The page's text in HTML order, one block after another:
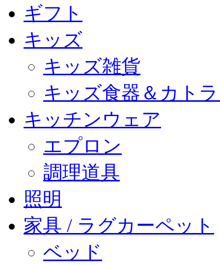
ギフト
キッズ
キッズ雑貨
キッズ食器＆カト
キッチンウェア
エプロン
調理道具
照明
家具 / ラグカーペット
ベッド